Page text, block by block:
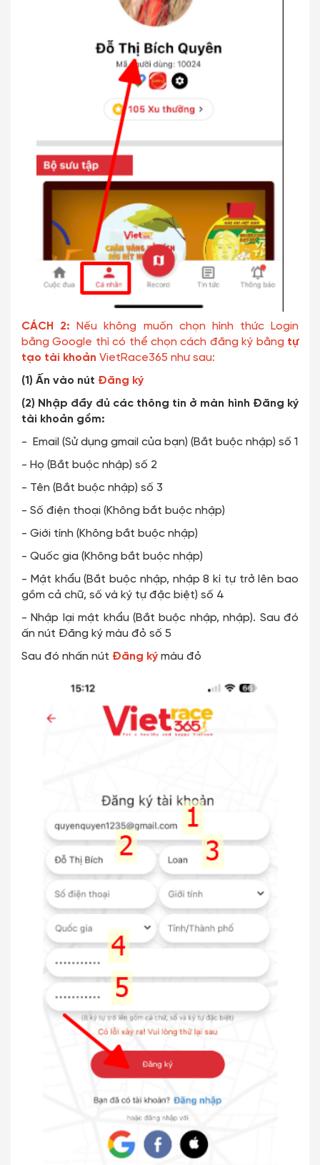
CÁCH 2:
Nếu không muốn chọn hình thức Login
bằng Google thì có thể chọn cách đăng ký bằng tự
tạo tài khoản VietRace365 như sau:
(1) Ấn vào nút Đăng ký
(2) Nhập đầy đủ các thông tin ở màn hình Đăng ký
tài khoản gồm:
- Email (Sử dụng gmail của bạn) (Bắt buộc nhập) số 1
- Họ (Bắt buộc nhập) số 2
- Tên (Bắt buộc nhập) số 3
- Số điện thoại (Không bắt buộc nhập)
- Giới tính (Không bắt buộc nhập)
- Quốc gia (Không bắt buộc nhập)
- Mật khẩu (Bắt buộc nhập, nhập 8 kí tự trở lên bao
gồm cả chữ, số và ký tự đặc biệt) số 4
- Nhập lại mật khẩu (Bắt buộc nhập, nhập). Sau đó
ấn nút Đăng ký màu đỏ số 5
Sau đó nhấn nút Đăng ký màu đỏ